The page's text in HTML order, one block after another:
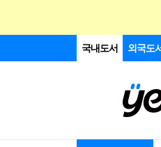
국내도서 외국도